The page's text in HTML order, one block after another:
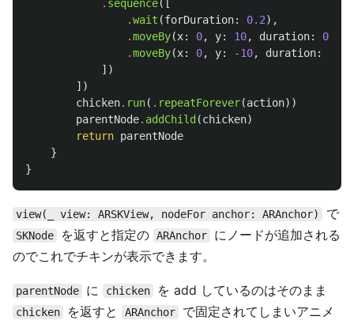
. sequence([
.wait (forDuration: 0.2),
.moveBy(x: 0, y: 10, duration: 0.2
.moveBy(x: 0, y: -10, duration:
])
])
chicken. run( . repeatForever(action))
parentNode. addChild (chicken)
return parentNode
}
}
view(_ view: ARSKView, nodeFor anchor: ARAnchor) で
SKNode を返すと指定の ARAnchor
にノードが追加される
のでこれでチキンが表示できます。
parentNode に chicken を add しているのはそのまま
chicken を返すと ARAnchor
で固定されてしまいアニメ